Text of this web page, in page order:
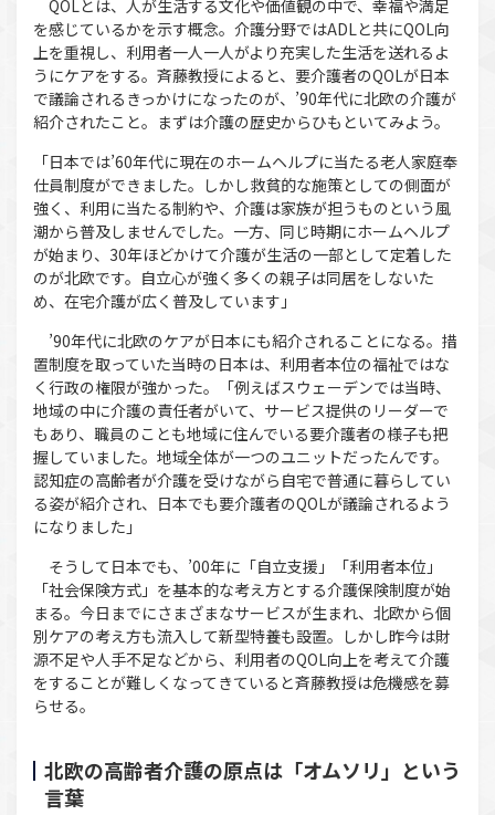
QOLとは、人が生活する文化や価値観の中で、幸福や満足
を感じているかを示す概念。介護分野ではADLと共にQOL向
上を重視し、利用者一人一人がより充実した生活を送れるよ
うにケアをする。斉藤教授によると、要介護者のQOLが日本
で議論されるきっかけになったのが、’90年代に北欧の介護が
紹介されたこと。まずは介護の歴史からひもといてみよう。
「日本では’60年代に現在のホームヘルプに当たる老人家庭奉
仕員制度ができました。しかし救貧的な施策としての側面が
強く、利用に当たる制約や、介護は家族が担うものという風
潮から普及しませんでした。一方、同じ時期にホームヘルプ
が始まり、30年ほどかけて介護が生活の一部として定着した
のが北欧です。自立心が強く多くの親子は同居をしないた
め、在宅介護が広く普及しています」
’90年代に北欧のケアが日本にも紹介されることになる。措
置制度を取っていた当時の日本は、利用者本位の福祉ではな
く行政の権限が強かった。「例えばスウェーデンでは当時、
地域の中に介護の責任者がいて、サービス提供のリーダーで
もあり、職員のことも地域に住んでいる要介護者の様子も把
握していました。地域全体が一つのユニットだったんです。
認知症の高齢者が介護を受けながら自宅で普通に暮らしてい
る姿が紹介され、日本でも要介護者のQOLが議論されるよう
になりました」
そうして日本でも、’00年に「自立支援」「利用者本位」
「社会保険方式」を基本的な考え方とする介護保険制度が始
まる。今日までにさまざまなサービスが生まれ、北欧から個
別ケアの考え方も流入して新型特養も設置。しかし昨今は財
源不足や人手不足などから、利用者のQOL向上を考えて介護
をすることが難しくなってきていると斉藤教授は危機感を募
らせる。
北欧の高齢者介護の原点は「オムソリ」という
言葉